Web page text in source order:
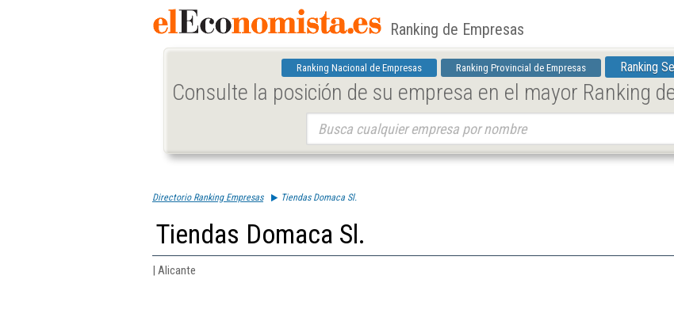
Ranking de Empresas
Ranking Nacional de Empresas Ranking Provincial de Empresas Ranking
Consulte la posición de su empresa en el mayor Ranking
Directorio Ranking Empresas Tiendas Domaca Sl.
Tiendas Domaca Sl.
| Alicante